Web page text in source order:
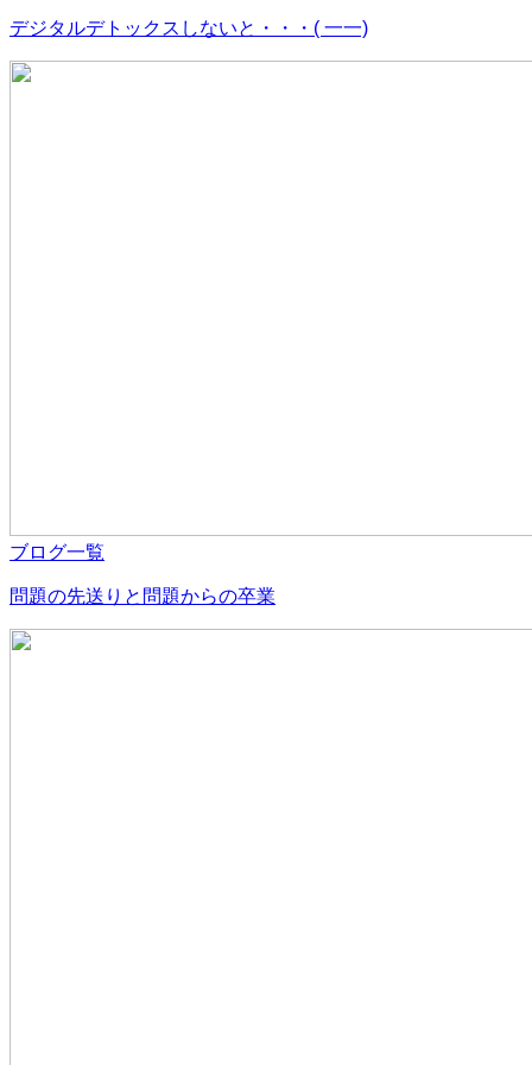
デジタルデトックスしないと・・・( 一一)
ブログ一覧
問題の先送りと問題からの卒業